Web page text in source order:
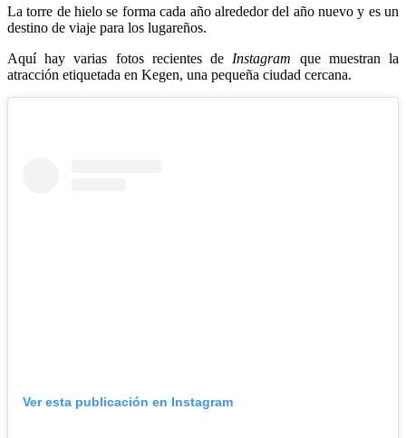
La torre de hielo se forma cada año alrededor del año nuevo y es un
destino de viaje para los lugareños.
Aquí hay varias fotos recientes de Instagram que muestran la
atracción etiquetada en Kegen, una pequeña ciudad cercana.
Ver esta publicación en Instagram